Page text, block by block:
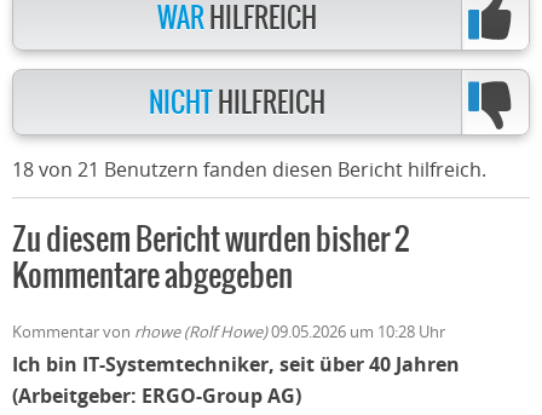
WAR HILFREICH
NICHT HILFREICH
18 von 21 Benutzern fanden diesen Bericht hilfreich.
Zu diesem Bericht wurden bisher 2
Kommentare abgegeben
Kommentar von rhowe (Rolf Howe)09.05.2026 um 10:28 Uhr
Ich bin IT-Systemtechniker, seit über 40 Jahren
(Arbeitgeber: ERGO-Group AG)